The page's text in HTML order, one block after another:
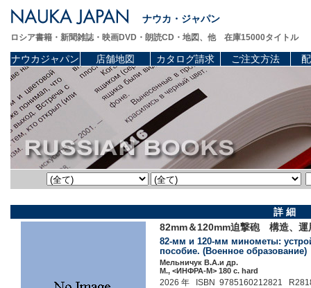
ナウカ・ジャパン
ロシア書籍・新聞雑誌・映画DVD・朗読CD・地図、他 在庫15000タイトル
ナウカジャパン 店舗地図 カタログ請求 ご注文方法
詳 細
82mm＆120mm迫撃砲 構造、運
82-мм и 120-мм минометы:
пособие. (Военное образование)
Мельничук В.А.и др.
М., <ИНФРА-М> 180 c. hard
2026 年 ISBN 9785160212821